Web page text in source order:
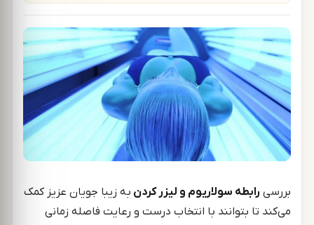
بررسی رابطه سولاریوم و لیزر کردن به زیبا جویان عزیز کمک
می‌کند تا بتوانند با انتخاب درست و رعایت فاصله زمانی